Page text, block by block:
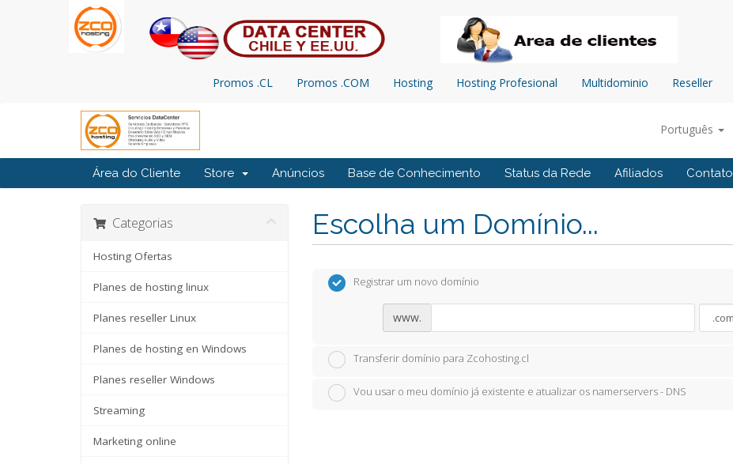
Promos .CL Promos .COM Hosting Hosting Profesional Multidominio Reseller
Português
Área do Cliente Store Anúncios Base de Conhecimento Status da Rede Afiliados Contato
Escolha um Domínio...
Categorias
Hosting Ofertas
Planes de hosting linux
Planes reseller Linux
Planes de hosting en Windows
Planes reseller Windows
Streaming
Marketing online
Registrar um novo domínio
www.
Transferir domínio para Zcohosting.cl
Vou usar o meu domínio já existente e atualizar os namerservers - DNS